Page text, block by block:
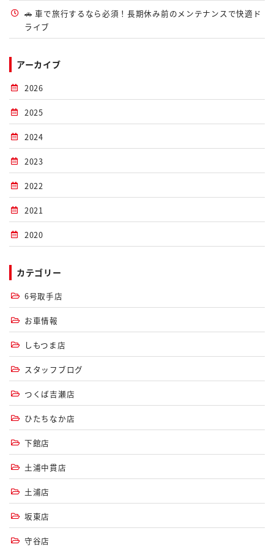
🚗 車で旅行するなら必須！長期休み前のメンテナンスで快適ド
ライブ
アーカイブ
2026
2025
2024
2023
2022
2021
2020
カテゴリー
6号取手店
お車情報
しもつま店
スタッフブログ
つくば吉瀬店
ひたちなか店
下館店
土浦中貫店
土浦店
坂東店
守谷店